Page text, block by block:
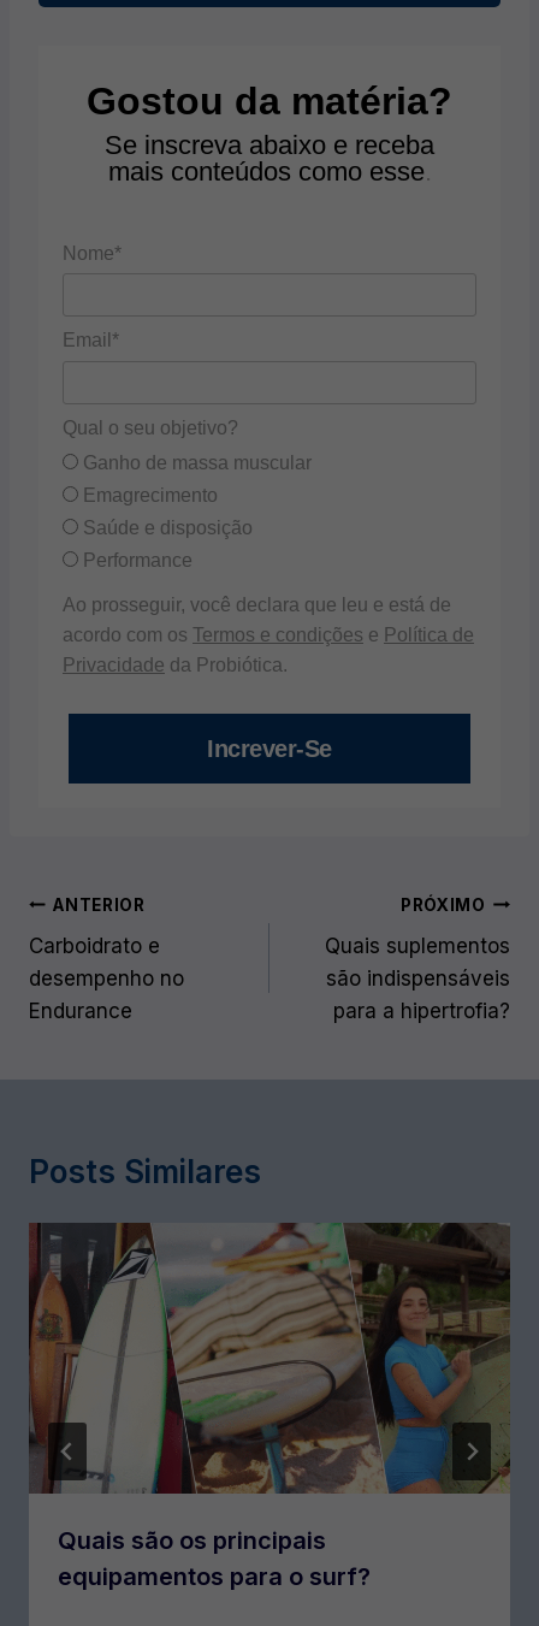
Gostou da matéria?
Se inscreva abaixo e receba
mais conteúdos como esse.
Nome*
Email*
Qual o seu objetivo?
Ganho de massa muscular
Emagrecimento
Saúde e disposição
Performance
Ao prosseguir, você declara que leu e está de
acordo com os Termos e condições e Política de
Privacidade da Probiótica.
Increver-Se
Navegação
de
Post
ANTERIOR
Carboidrato e
desempenho no
Endurance
PRÓXIMO
Quais suplementos
são indispensáveis
para a hipertrofia?
Posts Similares
Quais são os principais
equipamentos para o surf?